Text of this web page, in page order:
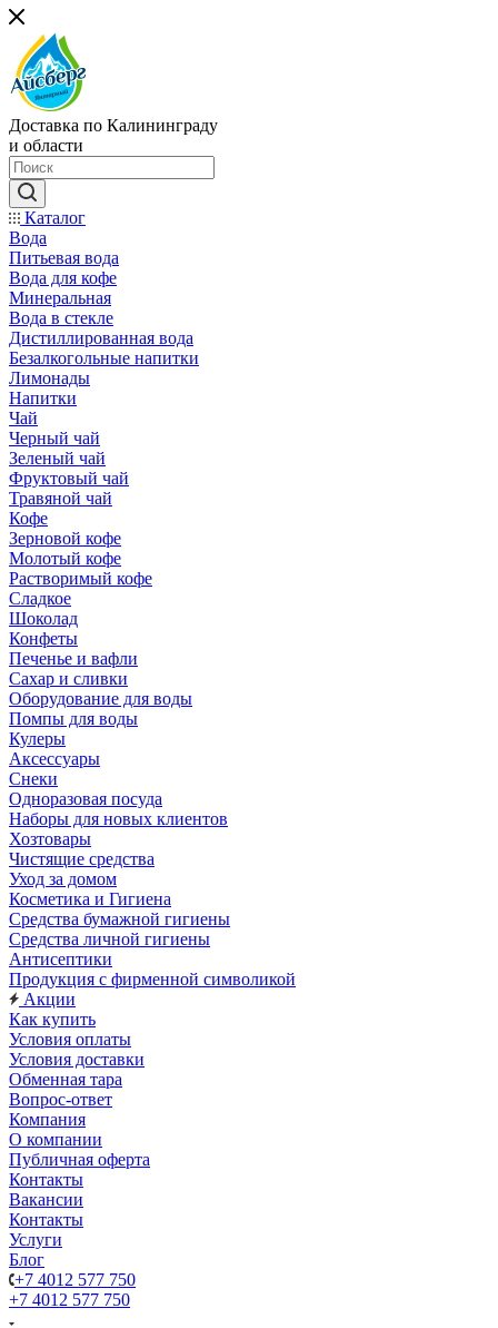
Доставка по Калининграду
и области
Каталог
Вода
Питьевая вода
Вода для кофе
Минеральная
Вода в стекле
Дистиллированная вода
Безалкогольные напитки
Лимонады
Напитки
Чай
Черный чай
Зеленый чай
Фруктовый чай
Травяной чай
Кофе
Зерновой кофе
Молотый кофе
Растворимый кофе
Сладкое
Шоколад
Конфеты
Печенье и вафли
Сахар и сливки
Оборудование для воды
Помпы для воды
Кулеры
Аксессуары
Снеки
Одноразовая посуда
Наборы для новых клиентов
Хозтовары
Чистящие средства
Уход за домом
Косметика и Гигиена
Средства бумажной гигиены
Средства личной гигиены
Антисептики
Продукция с фирменной символикой
Акции
Как купить
Условия оплаты
Условия доставки
Обменная тара
Вопрос-ответ
Компания
О компании
Публичная оферта
Контакты
Вакансии
Контакты
Услуги
Блог
+7 4012 577 750
+7 4012 577 750